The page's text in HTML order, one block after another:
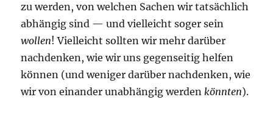
zu werden, von welchen Sachen wir tatsächlich
abhängig sind — und vielleicht soger sein
wollen! Vielleicht sollten wir mehr darüber
nachdenken, wie wir uns gegenseitig helfen
können (und weniger darüber nachdenken, wie
wir von einander unabhängig werdenkönnten).